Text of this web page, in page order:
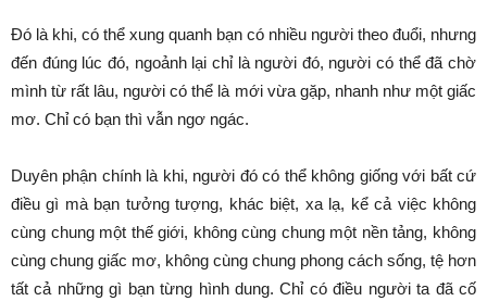
Đó là khi, có thể xung quanh bạn có nhiều người theo đuổi, nhưng
đến đúng lúc đó, ngoảnh lại chỉ là người đó, người có thể đã chờ
mình từ rất lâu, người có thể là mới vừa gặp, nhanh như một giấc
mơ. Chỉ có bạn thì vẫn ngơ ngác.
Duyên phận chính là khi, người đó có thể không giống với bất cứ
điều gì mà bạn tưởng tượng, khác biệt, xa lạ, kể cả việc không
cùng chung một thế giới, không cùng chung một nền tảng, không
cùng chung giấc mơ, không cùng chung phong cách sống, tệ hơn
tất cả những gì bạn từng hình dung. Chỉ có điều người ta đã cố